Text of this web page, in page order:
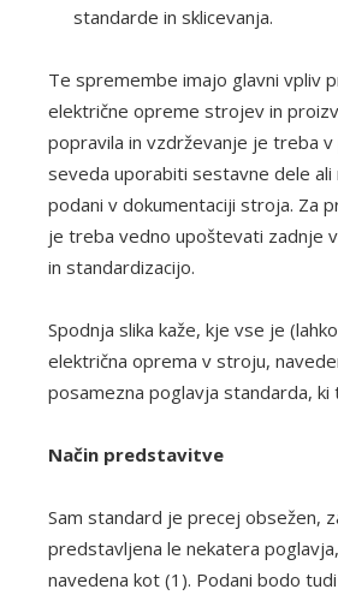
standarde in sklicevanja.
Te spremembe imajo glavni vpliv
električne opreme strojev in
popravila in vzdrževanje je treba
seveda uporabiti sestavne dele
podani v dokumentaciji stroja. Za
je treba vedno upoštevati zadnje
in standardizacijo.
Spodnja slika kaže, kje vse je
električna oprema v stroju,
posamezna poglavja standarda, ki
Način predstavitve
Sam standard je precej obsežen,
predstavljena le nekatera
navedena kot (1). Podani bodo